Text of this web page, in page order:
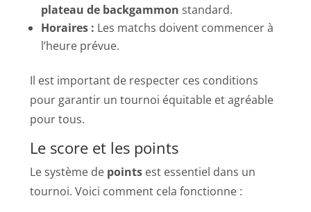
plateau de backgammon standard.
Horaires : Les matchs doivent commencer à
l’heure prévue.
Il est important de respecter ces conditions
pour garantir un tournoi équitable et agréable
pour tous.
Le score et les points
Le système de points est essentiel dans un
tournoi. Voici comment cela fonctionne :